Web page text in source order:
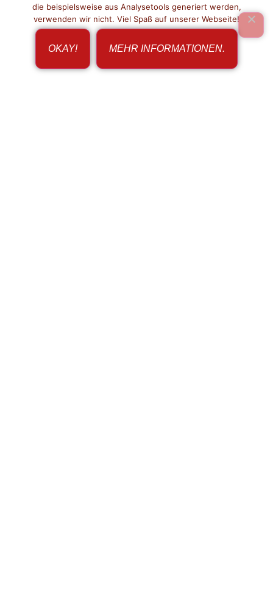
die beispielsweise aus Analysetools generiert werden,
verwenden wir nicht. Viel Spaß auf unserer Webseite!
OKAY! MEHR INFORMATIONEN.